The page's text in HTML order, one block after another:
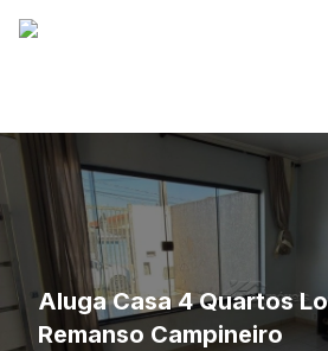
Aluga Casa 4 Quartos
Remanso Campineiro